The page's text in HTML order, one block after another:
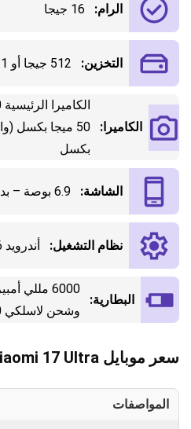
الرام: 16 جيجا
التخزين: 512 جيجا أو 1 تيرا
الكاميرا:
بكسل
الشاشة: 6.9 بوصة – بدقة 2608×1200 بكسل
نظام التشغيل: أندرويد 16 بواجهة HyperOS 3
البطارية:
وشحن لاسلكي 50 واط
سعر موبايل Xiaomi 17 Ultra
المواصفات